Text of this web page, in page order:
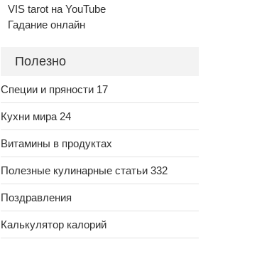
VIS tarot на YouTube
Гадание онлайн
Полезно
Специи и пряности 17
Кухни мира 24
Витамины в продуктах
Полезные кулинарные статьи 332
Поздравления
Калькулятор калорий